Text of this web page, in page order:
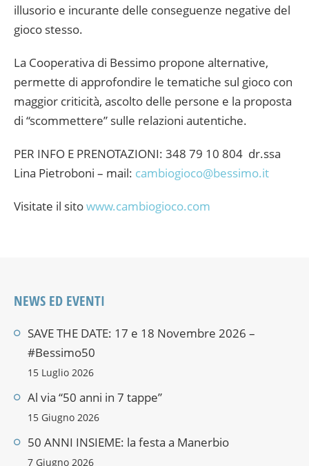
illusorio e incurante delle conseguenze negative del
gioco stesso.
La Cooperativa di Bessimo propone alternative,
permette di approfondire le tematiche sul gioco con
maggior criticità, ascolto delle persone e la proposta
di “scommettere” sulle relazioni autentiche.
PER INFO E PRENOTAZIONI: 348 79 10 804 dr.ssa
Lina Pietroboni – mail: cambiogioco@bessimo.it
Visitate il sitowww.cambiogioco.com
NEWS ED EVENTI
SAVE THE DATE: 17 e 18 Novembre 2026 –
#Bessimo50
15 Luglio 2026
Al via “50 anni in 7 tappe”
15 Giugno 2026
50 ANNI INSIEME: la festa a Manerbio
7 Giugno 2026